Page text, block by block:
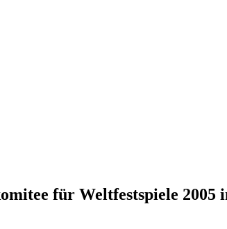
für Weltfestspiele 2005